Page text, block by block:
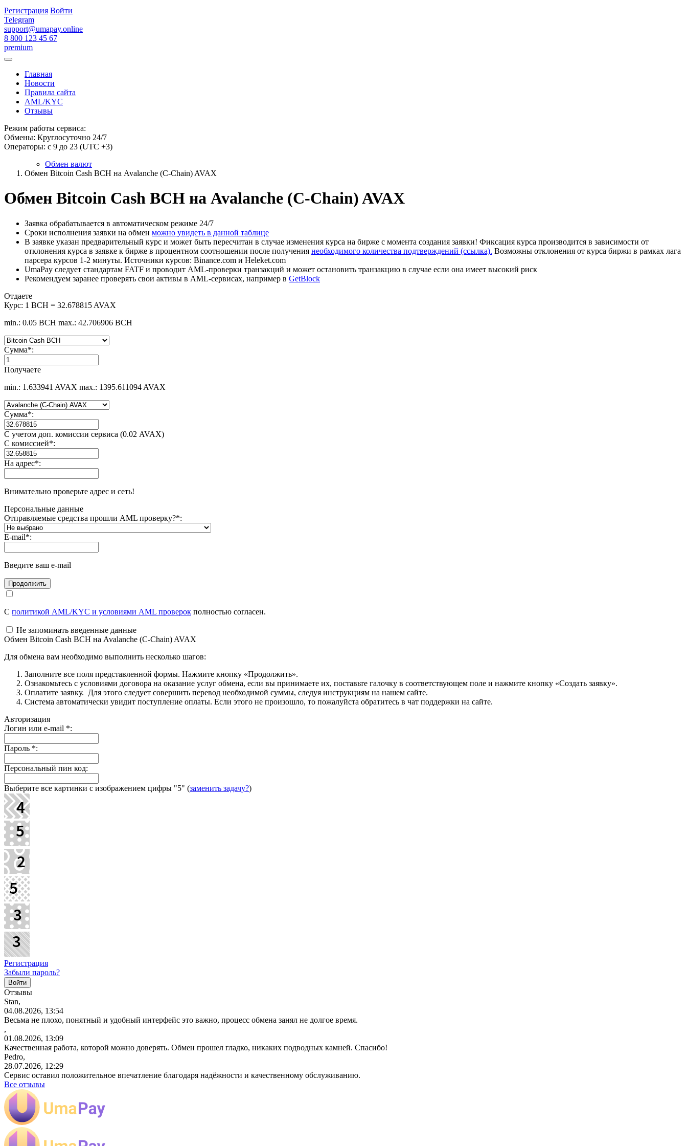
Регистрация Войти
Telegram
support@umapay.online
8 800 123 45 67
premium
Главная
Новости
Правила сайта
AML/KYC
Отзывы
Режим работы сервиса:
Обмены: Круглосуточно 24/7
Операторы: с 9 до 23 (UTC +3)
Обмен валют
Обмен Bitcoin Cash BCH на Avalanche (C-Chain) AVAX
Обмен Bitcoin Cash BCH на Avalanche (C-Chain) AVAX
Заявка обрабатывается в автоматическом режиме 24/7
Сроки исполнения заявки на обмен можно увидеть в данной таблице
В заявке указан предварительный курс и может быть пересчитан в случае изменения курса на бирже с момента создания заявки! Фиксация курса производится в зависимости от
отклонения курса в заявке к бирже в процентном соотношении после получения необходимого количества подтверждений (ссылка). Возможны отклонения от курса биржи в рамках лага
парсера курсов 1-2 минуты. Источники курсов: Binance.com и Heleket.com
UmaPay следует стандартам FATF и проводит AML-проверки транзакций и может остановить транзакцию в случае если она имеет высокий риск
Рекомендуем заранее проверять свои активы в AML-сервисах, например в GetBlock
Отдаете
Курс: 1 BCH = 32.678815 AVAX
min.: 0.05 BCH max.: 42.706906 BCH
Сумма*:
Получаете
min.: 1.633941 AVAX max.: 1395.611094 AVAX
Сумма*:
С учетом доп. комиссии сервиса (0.02 AVAX)
С комиссией*:
На адрес*:
Внимательно проверьте адрес и сеть!
Персональные данные
Отправляемые средства прошли AML проверку?*:
E-mail*:
Введите ваш e-mail
С политикой AML/KYC и условиями AML проверок полностью согласен.
Не запоминать введенные данные
Обмен Bitcoin Cash BCH на Avalanche (C-Chain) AVAX
Для обмена вам необходимо выполнить несколько шагов:
Заполните все поля представленной формы. Нажмите кнопку «Продолжить».
Ознакомьтесь с условиями договора на оказание услуг обмена, если вы принимаете их, поставьте галочку в соответствующем поле и нажмите кнопку «Создать заявку».
Оплатите заявку. Для этого следует совершить перевод необходимой суммы, следуя инструкциям на нашем сайте.
Система автоматически увидит поступление оплаты. Если этого не произошло, то пожалуйста обратитесь в чат поддержки на сайте.
Авторизация
Логин или e-mail *:
Пароль *:
Персональный пин код:
Выберите все картинки с изображением цифры "5" (заменить задачу?)
Регистрация
Забыли пароль?
Отзывы
Stan,
04.08.2026, 13:54
Весьма не плохо, понятный и удобный интерфейс это важно, процесс обмена занял не долгое время.
,
01.08.2026, 13:09
Качественная работа, которой можно доверять. Обмен прошел гладко, никаких подводных камней. Спасибо!
Pedro,
28.07.2026, 12:29
Сервис оставил положительное впечатление благодаря надёжности и качественному обслуживанию.
Все отзывы